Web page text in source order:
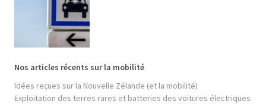
Nos articles récents sur la mobilité
Idées reçues sur la Nouvelle Zélande (et la mobilité)
Exploitation des terres rares et batteries des voitures électriques